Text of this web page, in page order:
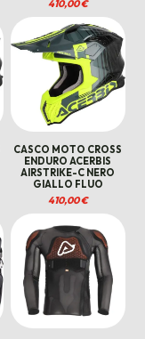
410,00€
CASCO MOTO CROSS
ENDURO ACERBIS
AIRSTRIKE-C NERO
GIALLO FLUO
410,00€